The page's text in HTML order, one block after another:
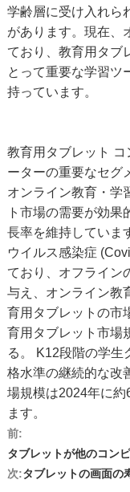
学齢層に受け入れら
があります。現在、
ており、教育用タブ
とって重要な学習ツ
持っています。
教育用タブレット
ーターの重要なセグ
オンライン教育・学
ト市場の需要が効
長率を維持していま
ウイルス感染症
ており、オフライン
与え、オンライン教
育用タブレットの市
育用タブレット市場
る。 K12段階の学生
格水準の継続的な改
場規模は2024年に
ます。
前:
タブレットが他のコン
次:タブレットの画面の